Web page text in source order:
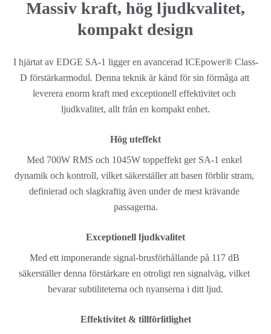
Massiv kraft, hög ljudkvalitet,
kompakt design
I hjärtat av EDGE SA-1 ligger en avancerad ICEpower® Class-
D förstärkarmodul. Denna teknik är känd för sin förmåga att
leverera enorm kraft med exceptionell effektivitet och
ljudkvalitet, allt från en kompakt enhet.
Hög uteffekt
Med 700W RMS och 1045W toppeffekt ger SA-1 enkel
dynamik och kontroll, vilket säkerställer att basen förblir stram,
definierad och slagkraftig även under de mest krävande
passagerna.
Exceptionell ljudkvalitet
Med ett imponerande signal-brusförhållande på 117 dB
säkerställer denna förstärkare en otroligt ren signalväg, vilket
bevarar subtiliteterna och nyanserna i ditt ljud.
Effektivitet & tillförlitlighet